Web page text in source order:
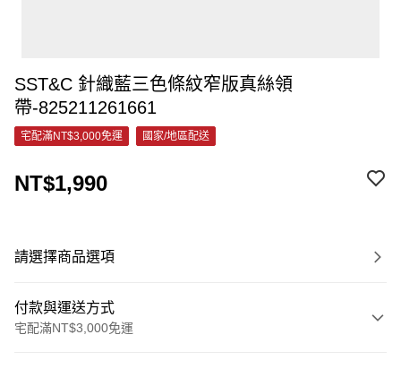
SST&C 針織藍三色條紋窄版真絲領
帶-825211261661
宅配滿NT$3,000免運 國家/地區配送
NT$1,990
請選擇商品選項
付款與運送方式
宅配滿NT$3,000免運